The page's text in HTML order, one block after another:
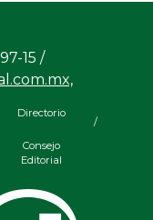
15 /
Directorio
/
Consejo
Editorial